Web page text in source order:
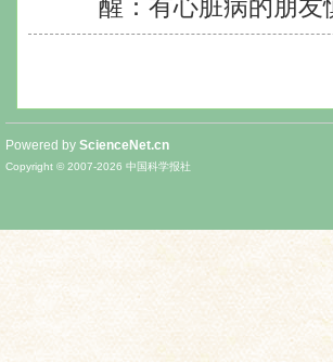
醒：有心脏病的朋友
Powered by ScienceNet.cn
Copyright © 2007-2026 中国科学报社